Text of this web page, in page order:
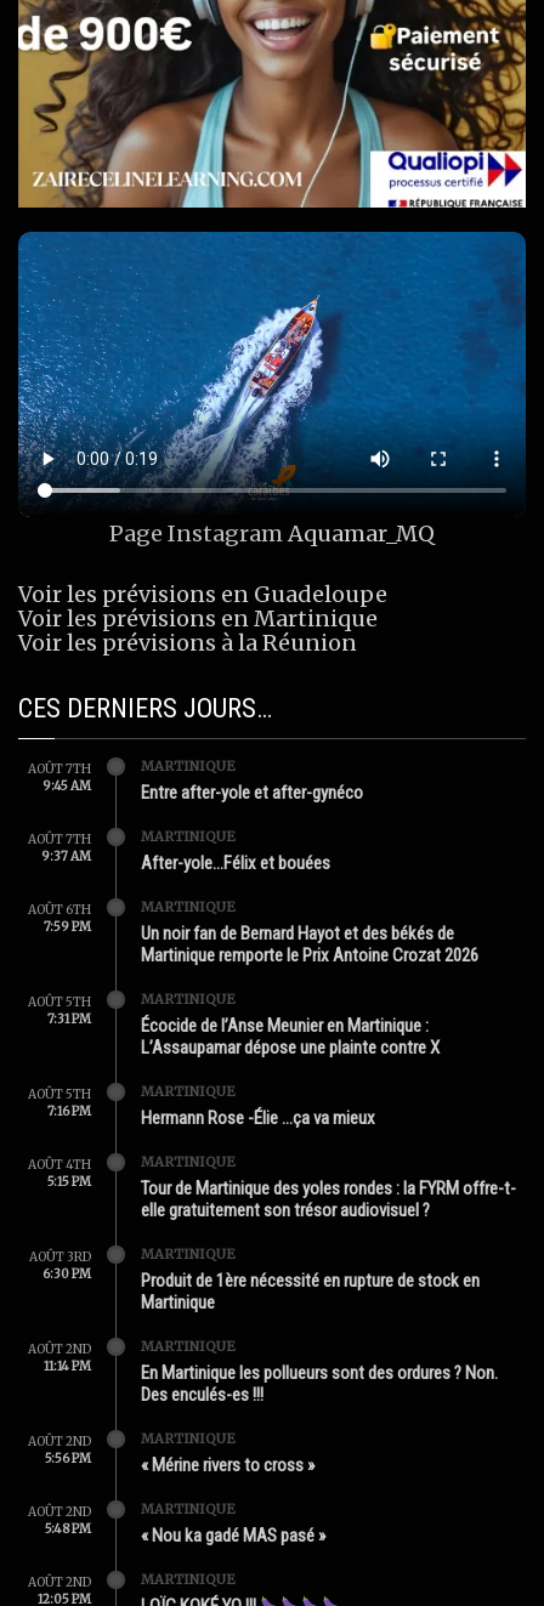
Page InstagramAquamar_MQ
Voir les prévisions en Guadeloupe
Voir les prévisions en Martinique
Voir les prévisions à la Réunion
CES DERNIERS JOURS…
AOÛT 7TH
9:45 AM
MARTINIQUE
Entre after-yole et after-gynéco
AOÛT 7TH
9:37 AM
MARTINIQUE
After-yole…Félix et bouées
AOÛT 6TH
7:59 PM
MARTINIQUE
Un noir fan de Bernard Hayot et des békés de
Martinique remporte le Prix Antoine Crozat 2026
AOÛT 5TH
7:31 PM
MARTINIQUE
Écocide de l’Anse Meunier en Martinique :
L’Assaupamar dépose une plainte contre X
AOÛT 5TH
7:16 PM
MARTINIQUE
Hermann Rose -Élie …ça va mieux
AOÛT 4TH
5:15 PM
MARTINIQUE
Tour de Martinique des yoles rondes : la FYRM offre-t-
elle gratuitement son trésor audiovisuel ?
AOÛT 3RD
6:30 PM
MARTINIQUE
Produit de 1ère nécessité en rupture de stock en
Martinique
AOÛT 2ND
11:14 PM
MARTINIQUE
En Martinique les pollueurs sont des ordures ? Non.
Des enculés-es !!!
AOÛT 2ND
5:56 PM
MARTINIQUE
« Mérine rivers to cross »
AOÛT 2ND
5:48 PM
MARTINIQUE
« Nou ka gadé MAS pasé »
AOÛT 2ND
12:05 PM
MARTINIQUE